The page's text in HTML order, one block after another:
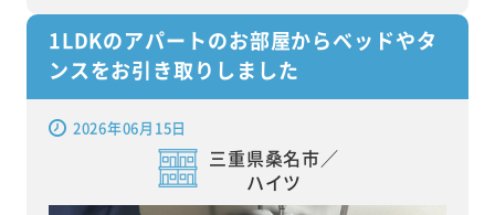
1LDKのアパートのお部屋からベッドやタ
ンスをお引き取りしました
2026年06月15日
三重県桑名市／
ハイツ